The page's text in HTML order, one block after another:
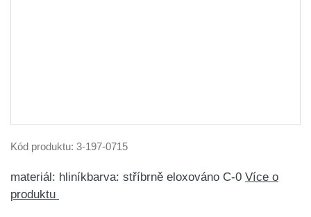
Kód produktu: 3-197-0715
materiál: hliníkbarva: stříbrně eloxováno C-0 Více o
produktu